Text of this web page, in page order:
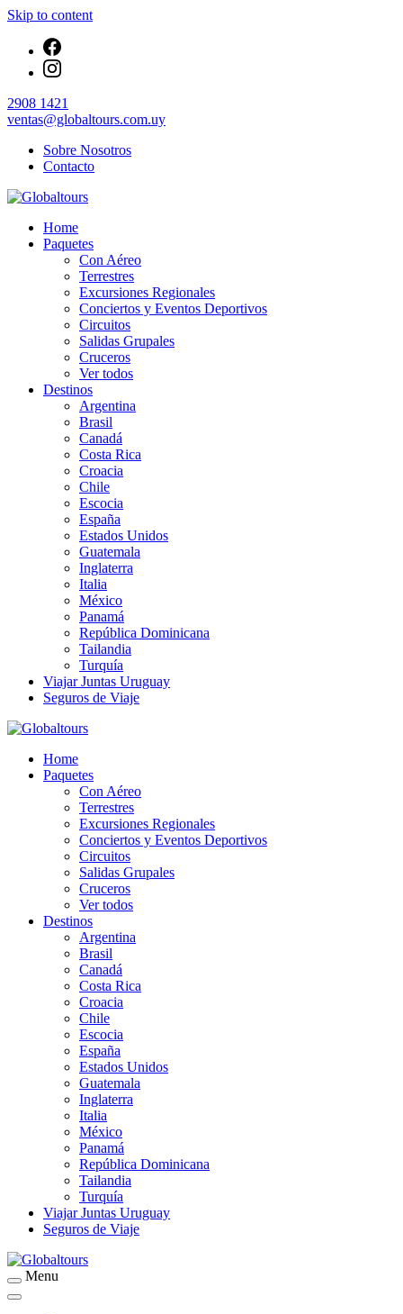
Skip to content
2908 1421
ventas@globaltours.com.uy
Sobre Nosotros
Contacto
Globaltours
Organización de Servicios Turísticos
Home
Paquetes
Con Aéreo
Terrestres
Excursiones Regionales
Conciertos y Eventos Deportivos
Circuitos
Salidas Grupales
Cruceros
Ver todos
Destinos
Argentina
Brasil
Canadá
Costa Rica
Croacia
Chile
Escocia
España
Estados Unidos
Guatemala
Inglaterra
Italia
México
Panamá
República Dominicana
Tailandia
Turquía
Viajar Juntas Uruguay
Seguros de Viaje
Globaltours
Organización de Servicios Turísticos
Home
Paquetes
Con Aéreo
Terrestres
Excursiones Regionales
Conciertos y Eventos Deportivos
Circuitos
Salidas Grupales
Cruceros
Ver todos
Destinos
Argentina
Brasil
Canadá
Costa Rica
Croacia
Chile
Escocia
España
Estados Unidos
Guatemala
Inglaterra
Italia
México
Panamá
República Dominicana
Tailandia
Turquía
Viajar Juntas Uruguay
Seguros de Viaje
Globaltours
Menu